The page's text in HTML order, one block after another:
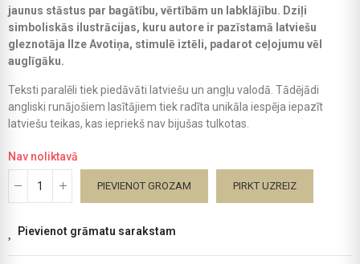
jaunus stāstus par bagātību, vērtībām un labklājību. Dziļi
simboliskās ilustrācijas, kuru autore ir pazīstamā latviešu
gleznotāja Ilze Avotiņa, stimulē iztēli, padarot ceļojumu vēl
auglīgāku.
Teksti paralēli tiek piedāvāti latviešu un angļu valodā. Tādējādi
angliski runājošiem lasītājiem tiek radīta unikāla iespēja iepazīt
latviešu teikas, kas iepriekš nav bijušas tulkotas.
Nav noliktavā
PIEVIENOT GROZAM PIRKT UZREIZ
Pievienot grāmatu sarakstam